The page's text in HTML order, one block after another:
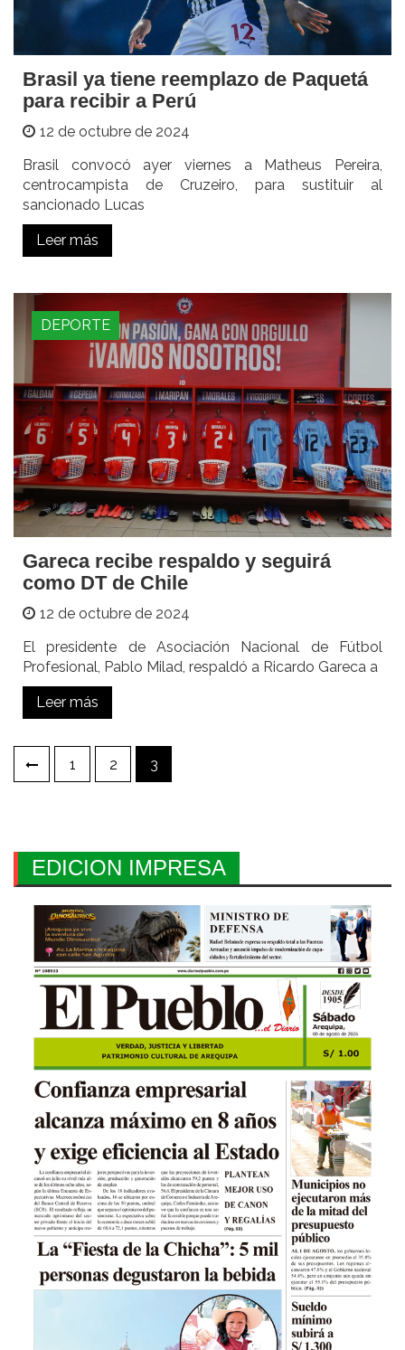
Brasil ya tiene reemplazo de Paquetá
para recibir a Perú
12 de octubre de 2024
Brasil convocó ayer viernes a Matheus Pereira,
centrocampista de Cruzeiro, para sustituir al
sancionado Lucas
Leer más
DEPORTE
Gareca recibe respaldo y seguirá
como DT de Chile
12 de octubre de 2024
El presidente de Asociación Nacional de Fútbol
Profesional, Pablo Milad, respaldó a Ricardo Gareca a
Leer más
Paginación
de
1 2 3
EDICION IMPRESA